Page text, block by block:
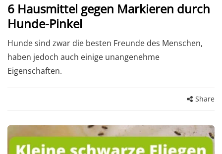
6 Hausmittel gegen Markieren durch
Hunde-Pinkel
Hunde sind zwar die besten Freunde des Menschen,
haben jedoch auch einige unangenehme
Eigenschaften.
Share